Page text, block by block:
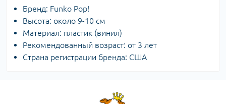
Бренд: Funko Pop!
Высота: около 9-10 см
Материал: пластик (винил)
Рекомендованный возраст: от 3 лет
Страна регистрации бренда: США